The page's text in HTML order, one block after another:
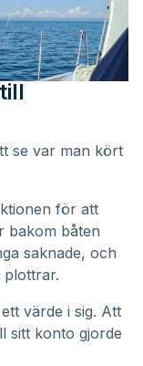
se var man kört
för att
bakom båten
saknade, och
plottrar.
värde i sig. Att
sitt konto gjorde